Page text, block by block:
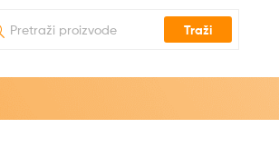
Traži